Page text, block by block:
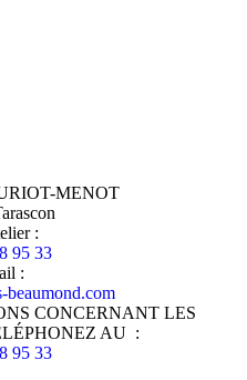
MENOT
:
95 33
:
beaumond.com
CONCERNANT LES
AU :
95 33